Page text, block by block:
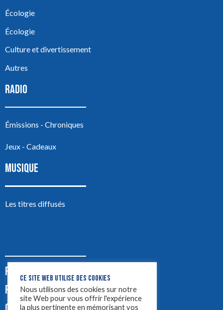
Écologie
Écologie
Culture et divertissement
Autres
RADIO
Émissions - Chroniques
Jeux - Cadeaux
MUSIQUE
Les titres diffusés
PODCASTS
PUB
CE SITE WEB UTILISE DES COOKIES
Nous utilisons des cookies sur notre
site Web pour vous offrir l'expérience
la plus pertinente en mémorisant vos